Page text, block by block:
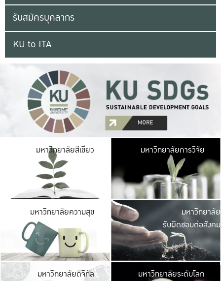
รับสมัครบุคลากร
KU to ITA
มหาวิทยาลัยสีเขียว มหาวิ
มีพื้นที่เขียวสดใส
เป็นป่าในเมือง เกษต
มหาวิทยาลัยการวิจัย
มหาวิทยาลัยความสุข มหาวิ
ค
เปิดประ
และพบเรื่องราวใ
มหาวิทยาลัย
รับผิดชอบต่อสังคม
มหาวิทยาลัยดิจิทัล มหาวิ
มหาวิทยาลัยระดับโลก